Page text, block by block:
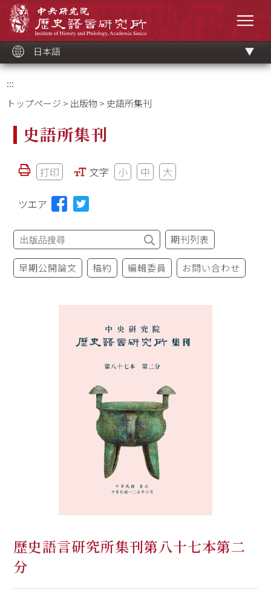
ッ
ク
日本語
:::
トップページ > 出版物 > 史語所集刊
史語所集刊
打印 文字 小 中 大
ツエア
期刊列表
早期公開論文 稿約 編輯委員 お問い合わせ
歷史語言研究所集刊第八十七本第二
分